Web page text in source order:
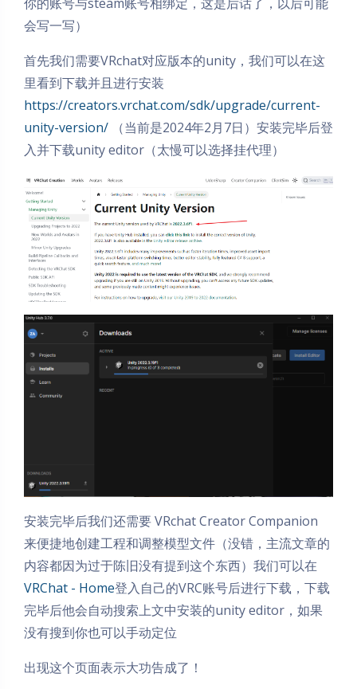
你的账号与steam账号相绑定，这是后话了，以后可能
会写一写）
首先我们需要VRchat对应版本的unity，我们可以在这
里看到下载并且进行安装
https://creators.vrchat.com/sdk/upgrade/current-
unity-version/ （当前是2024年2月7日）安装完毕后登
入并下载unity editor（太慢可以选择挂代理）
安装完毕后我们还需要 VRchat Creator Companion
来便捷地创建工程和调整模型文件（没错，主流文章的
内容都因为过于陈旧没有提到这个东西）我们可以在
VRChat - Home登入自己的VRC账号后进行下载，下载
完毕后他会自动搜索上文中安装的unity editor，如果
没有搜到你也可以手动定位
出现这个页面表示大功告成了！